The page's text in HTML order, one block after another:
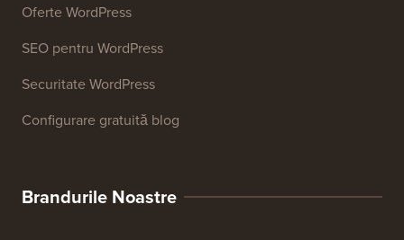
Oferte WordPress
SEO pentru WordPress
Securitate WordPress
Configurare gratuită blog
Brandurile Noastre